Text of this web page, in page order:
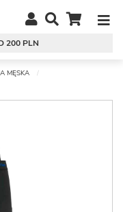
200 PLN
MĘSKA